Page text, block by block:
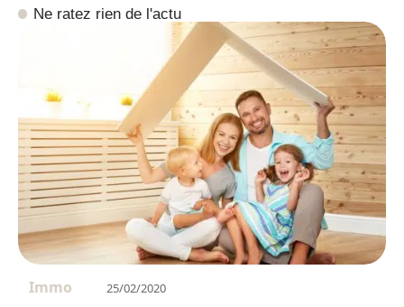
Ne ratez rien de l'actu
Immo 25/02/2020